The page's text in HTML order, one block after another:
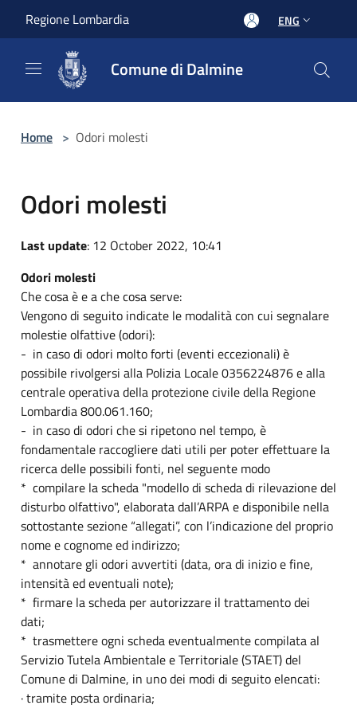
Regione Lombardia ENG
Comune di Dalmine
Home > Odori molesti
Odori molesti
Last update: 12 October 2022, 10:41
Odori molesti
Che cosa è e a che cosa serve:
Vengono di seguito indicate le modalità con cui segnalare
molestie olfattive (odori):
- in caso di odori molto forti (eventi eccezionali) è
possibile rivolgersi alla Polizia Locale 0356224876 e alla
centrale operativa della protezione civile della Regione
Lombardia 800.061.160;
- in caso di odori che si ripetono nel tempo, è
fondamentale raccogliere dati utili per poter effettuare la
ricerca delle possibili fonti, nel seguente modo
* compilare la scheda "modello di scheda di rilevazione del
disturbo olfattivo", elaborata dall’ARPA e disponibile nella
sottostante sezione “allegati”, con l’indicazione del proprio
nome e cognome ed indirizzo;
* annotare gli odori avvertiti (data, ora di inizio e fine,
intensità ed eventuali note);
* firmare la scheda per autorizzare il trattamento dei
dati;
* trasmettere ogni scheda eventualmente compilata al
Servizio Tutela Ambientale e Territoriale (STAET) del
Comune di Dalmine, in uno dei modi di seguito elencati:
· tramite posta ordinaria;